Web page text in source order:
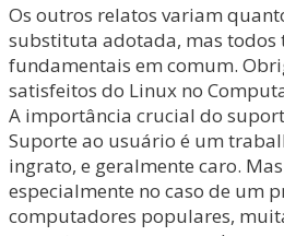
Os outros relatos variam
substituta adotada, mas todos
fundamentais em comum.
satisfeitos do Linux no
A importância crucial do
Suporte ao usuário é um
ingrato, e geralmente caro.
especialmente no caso de um
computadores populares,